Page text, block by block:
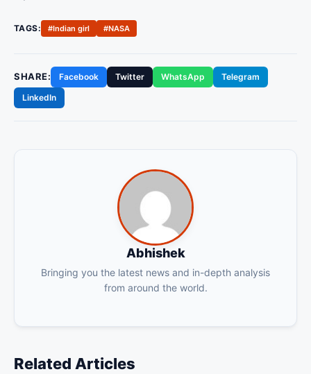
TAGS: #Indian girl #NASA
SHARE: Facebook Twitter WhatsApp
Telegram
LinkedIn
Abhishek
Bringing you the latest news and in-depth analysis
from around the world.
Related Articles